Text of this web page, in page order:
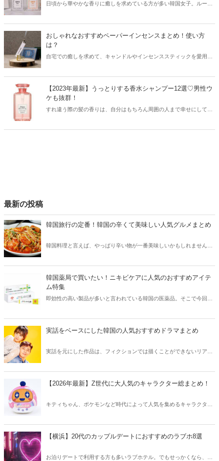
日頃から華やかな香りに癒しを求めている方が多い韓国女子。ルーム
おしゃれなおすすめペーパーインセンスまとめ！使い方
は？
自宅での癒しを求めて、キャンドルやインセンススティックを愛用し
などをご紹介します！
【2023年最新】うっとりする香水シャンプー12選♡男性ウ
ケも抜群！
すれ違う際の髪の香りは、自分はもちろん周囲の人まで幸せにしてく
最新の投稿
韓国旅行の定番！韓国の辛くて美味しい人気グルメまとめ
韓国料理と言えば、やっぱり辛い物が一番美味しいかもしれません。
方も必見です。
韓国薬局で買いたい！ニキビケアに人気のおすすめアイテ
ム特集
即効性の高い製品が多いと言われている韓国の医薬品。そこで今回は
う。
実話をベースにした韓国の人気おすすめドラマまとめ
実話を元にした作品は、フィクションでは描くことができないリアル
【2026年最新】Z世代に大人気のキャラクター総まとめ！
キティちゃん、ポケモンなど時代によって人気を集めるキャラクター
クしてみましょう。
【横浜】20代のカップルデートにおすすめのラブホ8選
お泊りデートで利用する方も多いラブホテル。でもせっかくなら、キ